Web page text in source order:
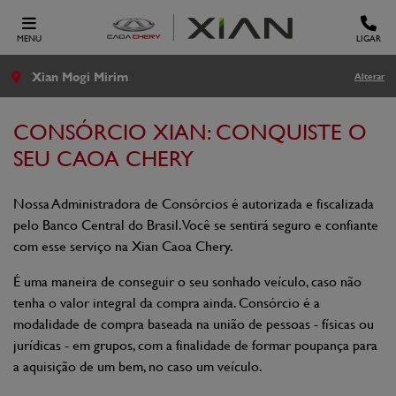
MENU LIGAR
Xian Mogi Mirim Alterar
CONSÓRCIO XIAN: CONQUISTE O
SEU CAOA CHERY
Nossa Administradora de Consórcios é autorizada e fiscalizada
pelo Banco Central do Brasil. Você se sentirá seguro e confiante
com esse serviço na Xian Caoa Chery.
É uma maneira de conseguir o seu sonhado veículo, caso não
tenha o valor integral da compra ainda. Consórcio é a
modalidade de compra baseada na união de pessoas - físicas ou
jurídicas - em grupos, com a finalidade de formar poupança para
a aquisição de um bem, no caso um veículo.